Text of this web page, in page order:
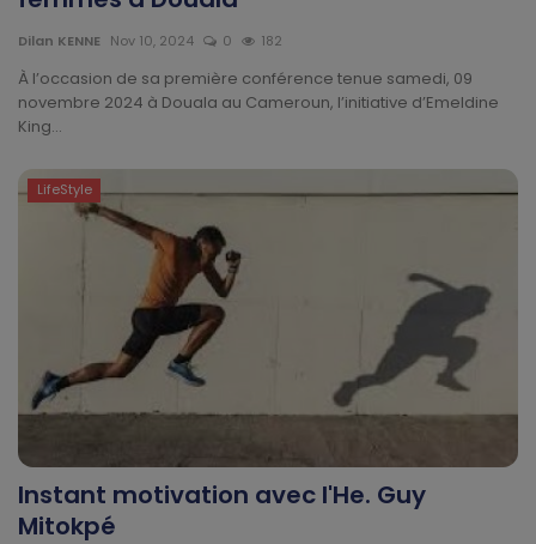
Technologie
Motivation
Politique
Articles Sponsorisés
Économie
Culture
Dilan KENNE Nov 10, 2024 0 182
À l’occasion de sa première conférence tenue samedi, 09
novembre 2024 à Douala au Cameroun, l’initiative d’Emeldine
King...
LifeStyle
Instant motivation avec l'He. Guy
Mitokpé